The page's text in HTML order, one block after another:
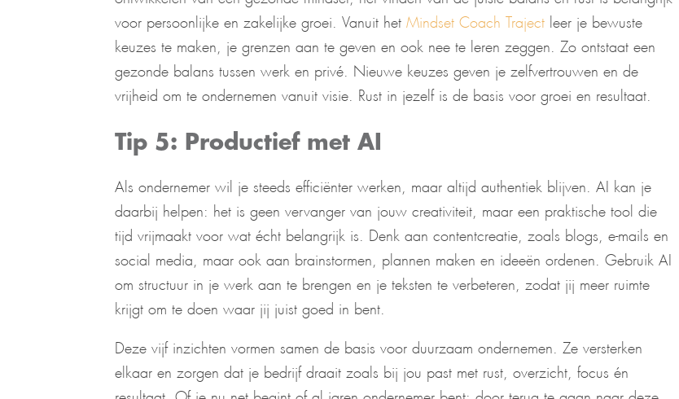
voor persoonlijke en zakelijke groei. Vanuit het Mindset Coach Traject leer je bewuste
keuzes te maken, je grenzen aan te geven en ook nee te leren zeggen. Zo ontstaat een
gezonde balans tussen werk en privé. Nieuwe keuzes geven je zelfvertrouwen en de
vrijheid om te ondernemen vanuit visie. Rust in jezelf is de basis voor groei en resultaat.
Tip 5: Productief met AI
Als ondernemer wil je steeds efficiënter werken, maar altijd authentiek blijven. AI kan je
daarbij helpen: het is geen vervanger van jouw creativiteit, maar een praktische tool die
tijd vrijmaakt voor wat écht belangrijk is. Denk aan contentcreatie, zoals blogs, e-mails en
social media, maar ook aan brainstormen, plannen maken en ideeën ordenen. Gebruik AI
om structuur in je werk aan te brengen en je teksten te verbeteren, zodat jij meer ruimte
krijgt om te doen waar jij juist goed in bent.
Deze vijf inzichten vormen samen de basis voor duurzaam ondernemen. Ze versterken
elkaar en zorgen dat je bedrijf draait zoals bij jou past met rust, overzicht, focus én
resultaat. Of je nu net begint of al jaren ondernemer bent: door terug te gaan naar deze